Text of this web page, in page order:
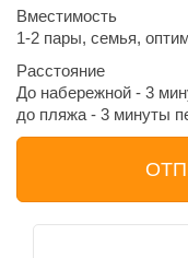
Вместимость
1-2 пары, семья,
Расстояние
До набережной - 3
до пляжа - 3 минуты